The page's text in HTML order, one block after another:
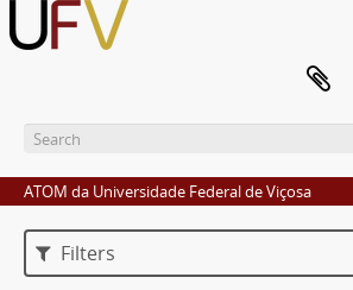
ATOM da Universidade Federal de Viçosa
Filters